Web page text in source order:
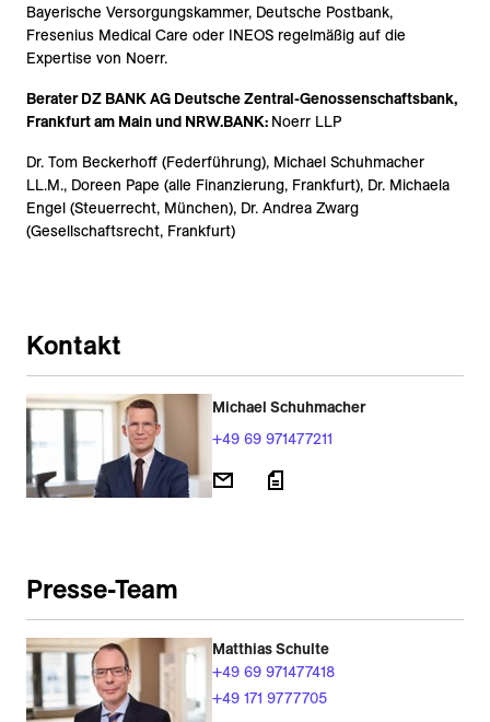
Bayerische Versorgungskammer, Deutsche Postbank,
Fresenius Medical Care oder INEOS regelmäßig auf die
Expertise von Noerr.
Berater DZ BANK AG Deutsche Zentral-Genossenschaftsbank,
Frankfurt am Main und NRW.BANK: Noerr LLP
Dr. Tom Beckerhoff (Federführung), Michael Schuhmacher
LL.M., Doreen Pape (alle Finanzierung, Frankfurt), Dr. Michaela
Engel (Steuerrecht, München), Dr. Andrea Zwarg
(Gesellschaftsrecht, Frankfurt)
Kontakt
Michael Schuhmacher
+49 69 971477211
Presse-Team
Matthias Schulte
+49 69 971477418
+49 171 9777705